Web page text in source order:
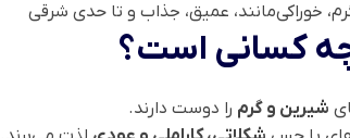
خوراکی‌مانند، عمیق، جذاب و تا حدی شرقی
کسانی است؟
شیرین و گرم را دوست دارند.